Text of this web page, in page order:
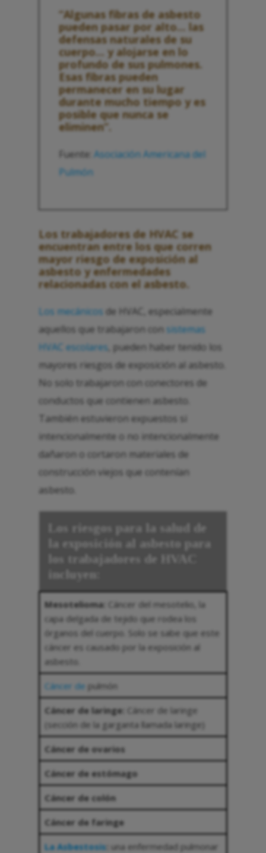
“Algunas fibras de asbesto
pueden pasar por alto... las
defensas naturales de su
cuerpo... y alojarse en lo
profundo de sus pulmones.
Esas fibras pueden
permanecer en su lugar
durante mucho tiempo y es
posible que nunca se
eliminen”.
Fuente: Asociación Americana del
Pulmón
Los trabajadores de HVAC se
encuentran entre los que corren
mayor riesgo de exposición al
asbesto y enfermedades
relacionadas con el asbesto.
Los mecánicos de HVAC, especialmente
aquellos que trabajaron con sistemas
HVAC escolares , pueden haber tenido los
mayores riesgos de exposición al asbesto.
No solo trabajaron con conectores de
conductos que contienen asbesto.
También estuvieron expuestos si
intencionalmente o no intencionalmente
dañaron o cortaron materiales de
construcción viejos que contenían
asbesto.
Los riesgos para la salud de
la exposición al asbesto para
los trabajadores de HVAC
incluyen:
Mesotelioma:
Cáncer del mesotelio, la
capa delgada de tejido que rodea los
órganos del cuerpo. Solo se sabe que este
cáncer es causado por la exposición al
asbesto.
Cáncer de pulmón
Cáncer de laringe:
Cáncer de laringe
(sección de la garganta llamada laringe)
Cáncer de ovarios
Cáncer de estómago
Cáncer de colón
Cáncer de faringe
La Asbestosis: una enfermedad pulmonar